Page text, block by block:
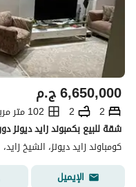
ج.م6,650,000
2
2
102 متر مربع
كومباوند زايد ديونز، الشيخ
الإيميل